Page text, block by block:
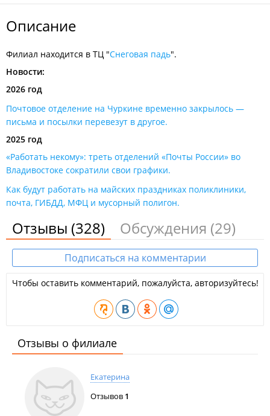
Описание
Филиал находится в ТЦ "Снеговая падь".
Новости:
2026 год
Почтовое отделение на Чуркине временно закрылось —
письма и посылки перевезут в другое.
2025 год
«Работать некому»: треть отделений «Почты России» во
Владивостоке сократили свои графики​.
Как будут работать на майских праздниках поликлиники,
почта, ГИБДД, МФЦ и мусорный полигон.
Отзывы (328) Обсуждения (29)
Подписаться на комментарии
Чтобы оставить комментарий, пожалуйста, авторизуйтесь!
Отзывы о филиале
Екатерина
Отзывов 1